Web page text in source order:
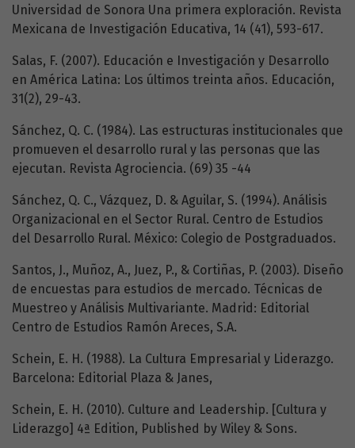
Universidad de Sonora Una primera exploración. Revista
Mexicana de Investigación Educativa, 14 (41), 593-617.
Salas, F. (2007). Educación e Investigación y Desarrollo
en América Latina: Los últimos treinta años. Educación,
31(2), 29-43.
Sánchez, Q. C. (1984). Las estructuras institucionales que
promueven el desarrollo rural y las personas que las
ejecutan. Revista Agrociencia. (69) 35 -44
Sánchez, Q. C., Vázquez, D. & Aguilar, S. (1994). Análisis
Organizacional en el Sector Rural. Centro de Estudios
del Desarrollo Rural. México: Colegio de Postgraduados.
Santos, J., Muñoz, A., Juez, P., & Cortiñas, P. (2003). Diseño
de encuestas para estudios de mercado. Técnicas de
Muestreo y Análisis Multivariante. Madrid: Editorial
Centro de Estudios Ramón Areces, S.A.
Schein, E. H. (1988). La Cultura Empresarial y Liderazgo.
Barcelona: Editorial Plaza & Janes,
Schein, E. H. (2010). Culture and Leadership. [Cultura y
Liderazgo] 4ª Edition, Published by Wiley & Sons.